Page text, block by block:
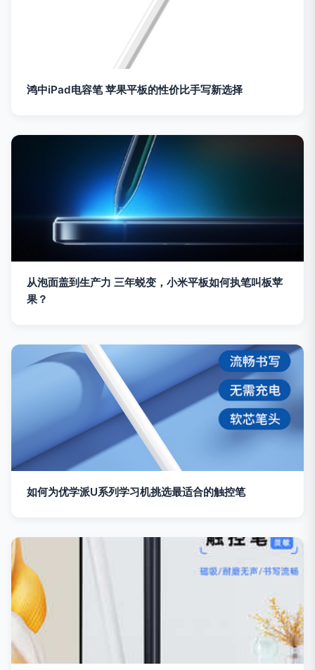
鸿中iPad电容笔 苹果平板的性价比手写新选择
从泡面盖到生产力 三年蜕变，小米平板如何执笔叫板苹
果？
如何为优学派U系列学习机挑选最适合的触控笔